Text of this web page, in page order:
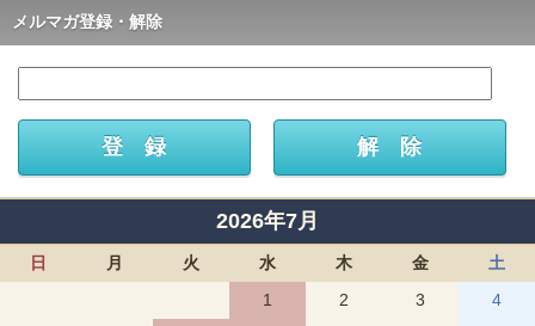
メルマガ登録・解除
2026年7月
日 月 火 水 木 金
土
1
2 3
4